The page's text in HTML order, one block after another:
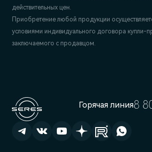
Горячая линия8
действительных цен.
Приобретение любой продукции
условиями индивидуального договора купли-
заключаемого с продавцом.